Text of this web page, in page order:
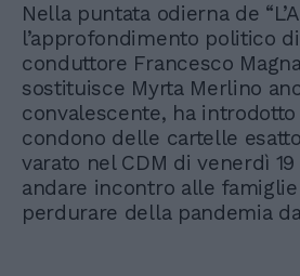
Nella puntata odierna de
l’approfondimento politico
conduttore Francesco
sostituisce Myrta Merlino
convalescente, ha
condono delle cartelle
varato nel CDM di venerdì
andare incontro alle
perdurare della pandemia